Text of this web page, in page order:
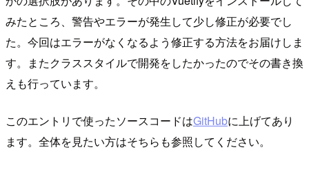
みたところ、警告やエラーが発生して少し修正が必要でし
た。今回はエラーがなくなるよう修正する方法をお届けしま
す。またクラススタイルで開発をしたかったのでその書き換
えも行っています。
このエントリで使ったソースコードはGitHubに上げてあり
ます。全体を見たい方はそちらも参照してください。